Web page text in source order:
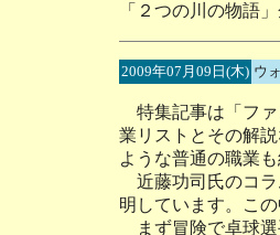
「２つの川の物語
2009年07月09日(木) ウ
特集記事は「ファ
業リストとその解
ような普通の職業
近藤功司氏のコラ
明しています。こ
まず冒険で卓球選